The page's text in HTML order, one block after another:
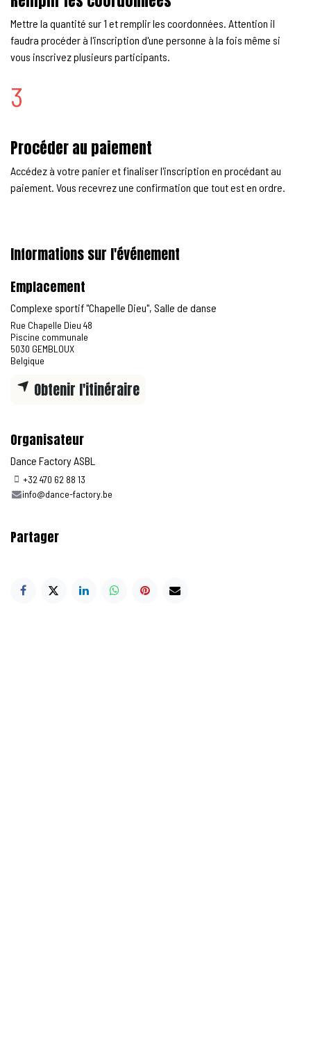
Mettre la quantité sur 1 et remplir les coordonnées. Attention il
faudra procéder à l'inscription d'une personne à la fois même si
vous inscrivez plusieurs participants.
3
Procéder au paiement
Accédez à votre panier et finaliser l'inscription en procédant au
paiement. Vous recevrez une confirmation que tout est en ordre.
Informations sur l'événement
Emplacement
Complexe sportif "Chapelle Dieu", Salle de danse
Rue Chapelle Dieu 48
Piscine communale
5030 GEMBLOUX
Belgique
Obtenir l'itinéraire
Organisateur
Dance Factory ASBL
+32 470 62 88 13
info@dance-factory.be
Partager